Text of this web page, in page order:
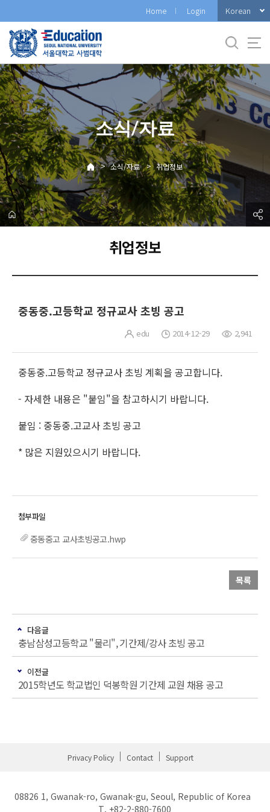
로
메
뉴
Home Login Korean
소식/자료
> 소식/자료 > 취업정보
취업정보
중동중.고등학교 정규교사 초빙 공고
edu 2014-12-29 2,941
중동중.고등학교 정규교사 초빙 계획을 공고합니다.
- 자세한 내용은 "붙임"을 참고하시기 바랍니다.
붙임 : 중동중.고교사 초빙 공고
* 많은 지원있으시기 바랍니다.
중동중고 교사초빙공고.hwp
목록
다음글
충남삼성고등학교 "물리", 기간제/강사 초빙 공고
이전글
2015학년도 학교법인 덕봉학원 기간제 교원 채용 공고
Privacy Policy Contact Support
08826 1, Gwanak-ro, Gwanak-gu, Seoul, Republic of Korea
T. +82-2-880-7600